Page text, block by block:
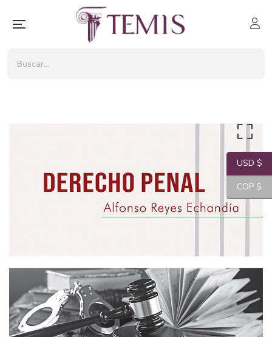
USD $
COP $